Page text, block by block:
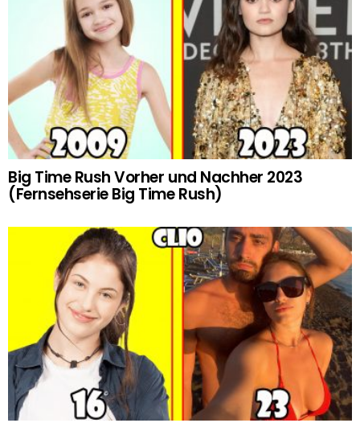
Big Time Rush Vorher und Nachher 2023
(Fernsehserie Big Time Rush)